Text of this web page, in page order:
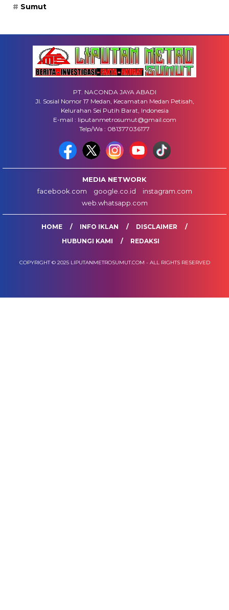
Sumut
PT. NACONDA JAYA ABADI
Jl. Sosial Nomor 17 Medan, Kecamatan Medan Petisah,
Kelurahan Sei Putih Barat, Indonesia
E-mail : liputanmetrosumut@gmail.com
Telp/Wa : 081377036177
MEDIA NETWORK
facebook.com
google.co.id
instagram.com
web.whatsapp.com
HOME INFO IKLAN
DISCLAIMER
HUBUNGI KAMI
REDAKSI
COPYRIGHT © 2025 LIPUTANMETROSUMUT.COM - ALL RIGHTS RESERVED